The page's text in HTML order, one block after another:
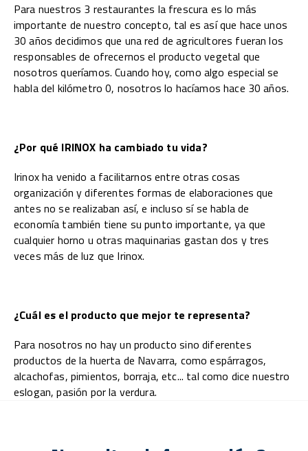
Para nuestros 3 restaurantes la frescura es lo más
importante de nuestro concepto, tal es así que hace unos
30 años decidimos que una red de agricultores fueran los
responsables de ofrecernos el producto vegetal que
nosotros queríamos. Cuando hoy, como algo especial se
habla del kilómetro 0, nosotros lo hacíamos hace 30 años.
¿Por qué IRINOX ha cambiado tu vida?
Irinox ha venido a facilitarnos entre otras cosas
organización y diferentes formas de elaboraciones que
antes no se realizaban así, e incluso sí se habla de
economía también tiene su punto importante, ya que
cualquier horno u otras maquinarias gastan dos y tres
veces más de luz que Irinox.
¿Cuál es el producto que mejor te representa?
Para nosotros no hay un producto sino diferentes
productos de la huerta de Navarra, como espárragos,
alcachofas, pimientos, borraja, etc... tal como dice nuestro
eslogan, pasión por la verdura.